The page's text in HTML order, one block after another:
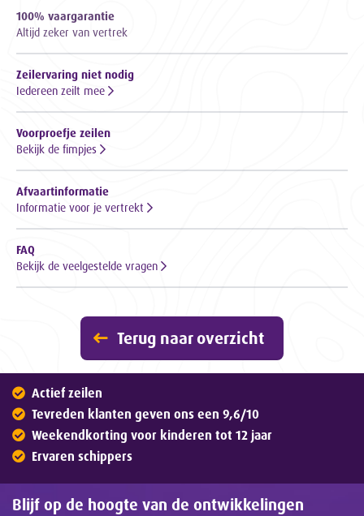
100% vaargarantie
Altijd zeker van vertrek
Zeilervaring niet nodig
Iedereen zeilt mee
Voorproefje zeilen
Bekijk de fimpjes
Afvaartinformatie
Informatie voor je vertrekt
FAQ
Bekijk de veelgestelde vragen
Terug naar overzicht
Actief zeilen
Tevreden klanten geven ons een 9,6/10
Weekendkorting voor kinderen tot 12 jaar
Ervaren schippers
Blijf op de hoogte van de ontwikkelingen